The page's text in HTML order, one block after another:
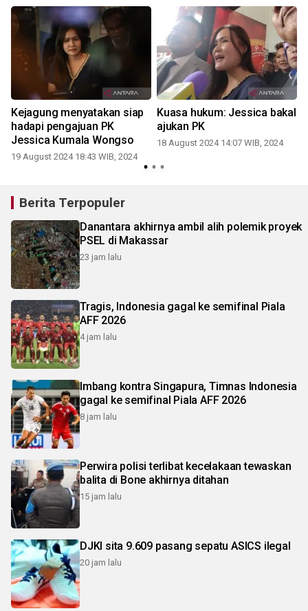
Kejagung menyatakan siap
hadapi pengajuan PK
Jessica Kumala Wongso
19 August 2024 18:43 WIB, 2024
Kuasa hukum: Jessica bakal
ajukan PK
18 August 2024 14:07 WIB, 2024
Berita Terpopuler
Danantara akhirnya ambil alih polemik proyek
PSEL di Makassar
23 jam lalu
Tragis, Indonesia gagal ke semifinal Piala
AFF 2026
4 jam lalu
Imbang kontra Singapura, Timnas Indonesia
gagal ke semifinal Piala AFF 2026
8 jam lalu
Perwira polisi terlibat kecelakaan tewaskan
balita di Bone akhirnya ditahan
15 jam lalu
DJKI sita 9.609 pasang sepatu ASICS ilegal
20 jam lalu